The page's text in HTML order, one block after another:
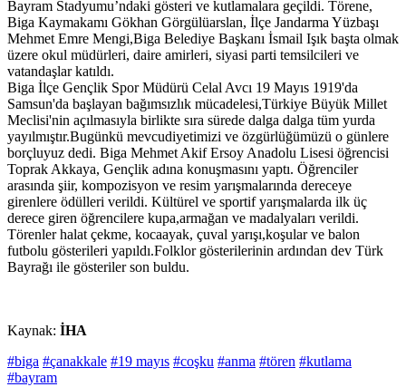
Bayram Stadyumu’ndaki gösteri ve kutlamalara geçildi. Törene,
Biga Kaymakamı Gökhan Görgülüarslan, İlçe Jandarma Yüzbaşı
Mehmet Emre Mengi,Biga Belediye Başkanı İsmail Işık başta olmak
üzere okul müdürleri, daire amirleri, siyasi parti temsilcileri ve
vatandaşlar katıldı.
Biga İlçe Gençlik Spor Müdürü Celal Avcı 19 Mayıs 1919'da
Samsun'da başlayan bağımsızlık mücadelesi,Türkiye Büyük Millet
Meclisi'nin açılmasıyla birlikte sıra sürede dalga dalga tüm yurda
yayılmıştır.Bugünkü mevcudiyetimizi ve özgürlüğümüzü o günlere
borçluyuz dedi. Biga Mehmet Akif Ersoy Anadolu Lisesi öğrencisi
Toprak Akkaya, Gençlik adına konuşmasını yaptı. Öğrenciler
arasında şiir, kompozisyon ve resim yarışmalarında dereceye
girenlere ödülleri verildi. Kültürel ve sportif yarışmalarda ilk üç
derece giren öğrencilere kupa,armağan ve madalyaları verildi.
Törenler halat çekme, kocaayak, çuval yarışı,koşular ve balon
futbolu gösterileri yapıldı.Folklor gösterilerinin ardından dev Türk
Bayrağı ile gösteriler son buldu.
Kaynak: İHA
#biga #çanakkale #19 mayıs #coşku #anma #tören #kutlama
#bayram